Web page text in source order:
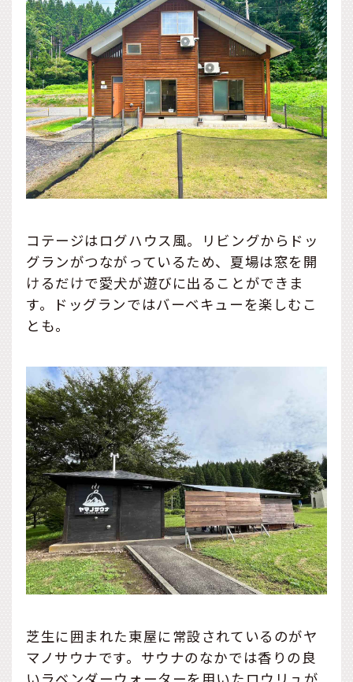
コテージはログハウス風。リビングからドッ
グランがつながっているため、夏場は窓を開
けるだけで愛犬が遊びに出ることができま
す。ドッグランではバーベキューを楽しむこ
とも。
芝生に囲まれた東屋に常設されているのがヤ
マノサウナです。サウナのなかでは香りの良